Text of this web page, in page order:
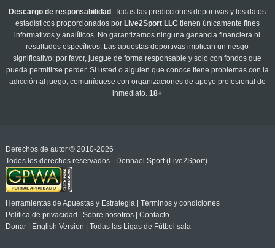
Descargo de responsabilidad : Todas las predicciones deportivas y los datos
estadísticos proporcionados por Live2Sport LLC tienen únicamente fines
informativos y analíticos. No garantizamos ninguna ganancia financiera ni
resultados específicos. Las apuestas deportivas implican un riesgo
significativo; por favor, juegue de forma responsable y solo con fondos que
pueda permitirse perder. Si usted o alguien que conoce tiene problemas con la
adicción al juego, comuníquese con organizaciones de apoyo profesional de
inmediato.18+
Derechos de autor © 2010-2026
Todos los derechos reservados - Donnael Sport (Live2Sport)
Herramientas de Apuestas y Estrategia| Términos y condiciones
Política de privacidad
Sobre nosotros| Contacto
Donar| English Version Todas las Ligas de Fútbol sala